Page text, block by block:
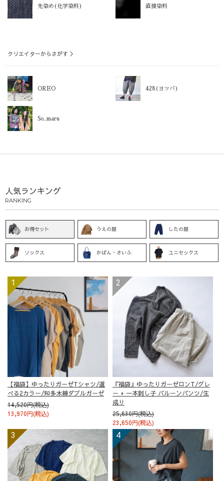
先染め(化学染料) 直接染料
クリエイターからさがす ＞
OREO 428(ヨツバ)
So_maru
人気ランキング
RANKING
お得セット うえの服 したの服
ソックス かばん・さいふ ユニセックス
【福袋】ゆったりガーゼTシャツ/選
べる2カラー/知多木綿ダブルガーゼ
14,520円(税込)
13,970円(税込)
『福袋』ゆったりガーゼロンT/グレ
ー + 一本刺し子 バルーンパンツ/生
成り
25,630円(税込)
23,650円(税込)